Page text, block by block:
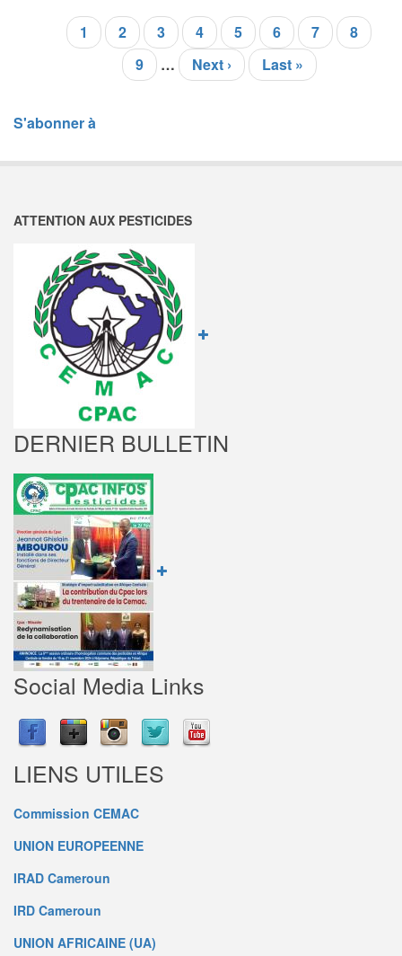
CANDIDATUTRES
(AAC)
POUR
LE
FINANCIER
CPAC
Pagination
Page
courante
1 Page
2 Page
3 Page
4 Page
5 Page
6 Page
7 Page
8
Page
9 …
Page
suivante
Next ›
Dernière
page
Last »
S'abonner à
ATTENTION AUX PESTICIDES
DERNIER BULLETIN
Social Media Links
LIENS UTILES
Commission CEMAC
UNION EUROPEENNE
IRAD Cameroun
IRD Cameroun
UNION AFRICAINE (UA)